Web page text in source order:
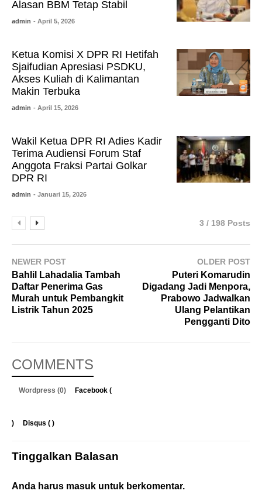
Alasan BBM Tetap Stabil
admin - April 5, 2026
Ketua Komisi X DPR RI Hetifah
Sjaifudian Apresiasi PSDKU,
Akses Kuliah di Kalimantan
Makin Terbuka
admin - April 15, 2026
Wakil Ketua DPR RI Adies Kadir
Terima Audiensi Forum Staf
Anggota Fraksi Partai Golkar
DPR RI
admin - Januari 15, 2026
3 / 198 Posts
NEWER POST
Bahlil Lahadalia Tambah
Daftar Penerima Gas
Murah untuk Pembangkit
Listrik Tahun 2025
OLDER POST
Puteri Komarudin
Digadang Jadi Menpora,
Prabowo Jadwalkan
Ulang Pelantikan
Pengganti Dito
COMMENTS
Wordpress (0) Facebook (
) Disqus ( )
Tinggalkan Balasan
Anda harus masuk untuk berkomentar.